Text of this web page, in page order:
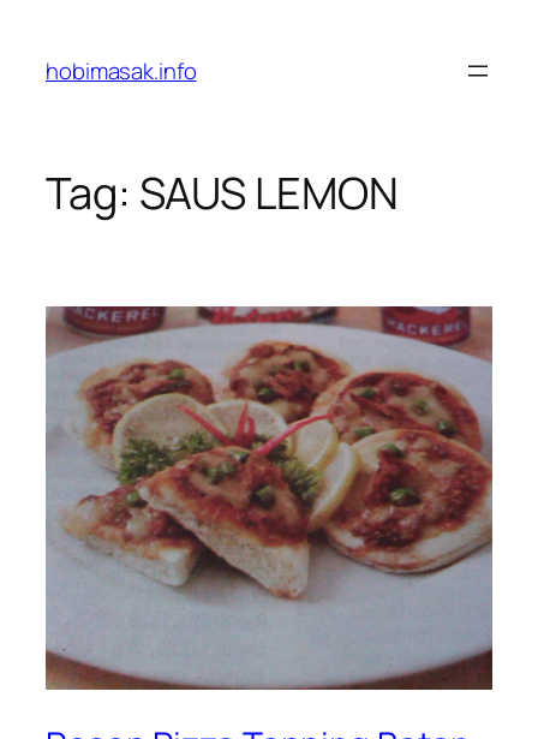
content
hobimasak.info
Tag: SAUS LEMON